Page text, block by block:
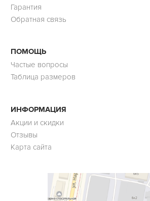
Гарантия
Обратная связь
ПОМОЩЬ
Частые вопросы
Таблица размеров
ИНФОРМАЦИЯ
Акции и скидки
Отзывы
Карта сайта